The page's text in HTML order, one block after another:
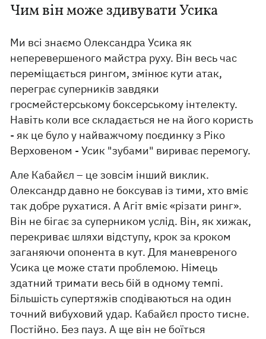
Чим він може здивувати Усика
Ми всі знаємо Олександра Усика як
неперевершеного майстра руху. Він весь час
переміщається рингом, змінює кути атак,
переграє суперників завдяки
гросмейстерському боксерському інтелекту.
Навіть коли все складається не на його користь
- як це було у найважчому поєдинку з Ріко
Верховеном - Усик "зубами" вириває перемогу.
Але Кабайєл – це зовсім інший виклик.
Олександр давно не боксував із тими, хто вміє
так добре рухатися. А Агіт вміє «різати ринг».
Він не бігає за суперником услід. Він, як хижак,
перекриває шляхи відступу, крок за кроком
заганяючи опонента в кут. Для маневреного
Усика це може стати проблемою. Німець
здатний тримати весь бій в одному темпі.
Більшість супертяжів сподіваються на один
точний вибуховий удар. Кабайєл просто тисне.
Постійно. Без пауз. А ще він не боїться